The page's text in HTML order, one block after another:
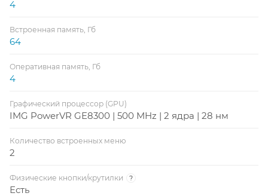
4
Встроенная память, Гб
64
Оперативная память, Гб
4
Графический процессор (GPU)
IMG PowerVR GE8300 | 500 MHz | 2 ядра | 28 нм
Количество встроенных меню
2
Физические кнопки/крутилки ?
Есть